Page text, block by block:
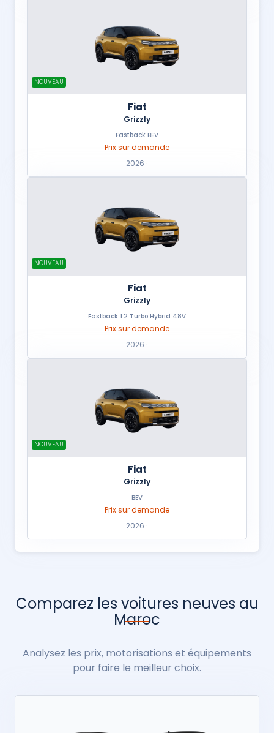
NOUVEAU
Fiat
Grizzly
Fastback BEV
Prix sur demande
2026 ·
NOUVEAU
Fiat
Grizzly
Fastback 1.2 Turbo Hybrid 48V
Prix sur demande
2026 ·
NOUVEAU
Fiat
Grizzly
BEV
Prix sur demande
2026 ·
Comparez les voitures neuves au
Maroc
Analysez les prix, motorisations et équipements
pour faire le meilleur choix.